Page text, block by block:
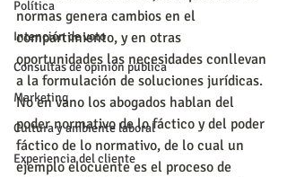
Política
Intención de voto
Consultas de opinión pública
Marketing
Cultura y ambiente laboral
Experiencia del cliente
normas genera cambios en el
compartimiento, y en otras
oportunidades las necesidades conllevan
a la formulación de soluciones jurídicas.
No en vano los abogados hablan del
poder normativo de lo fáctico y del poder
fáctico de lo normativo, de lo cual un
ejemplo elocuente es el proceso de